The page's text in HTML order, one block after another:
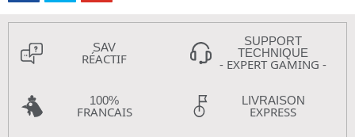
SAV
RÉACTIF
SUPPORT
TECHNIQUE
- EXPERT GAMING -
100%
FRANCAIS
LIVRAISON
EXPRESS